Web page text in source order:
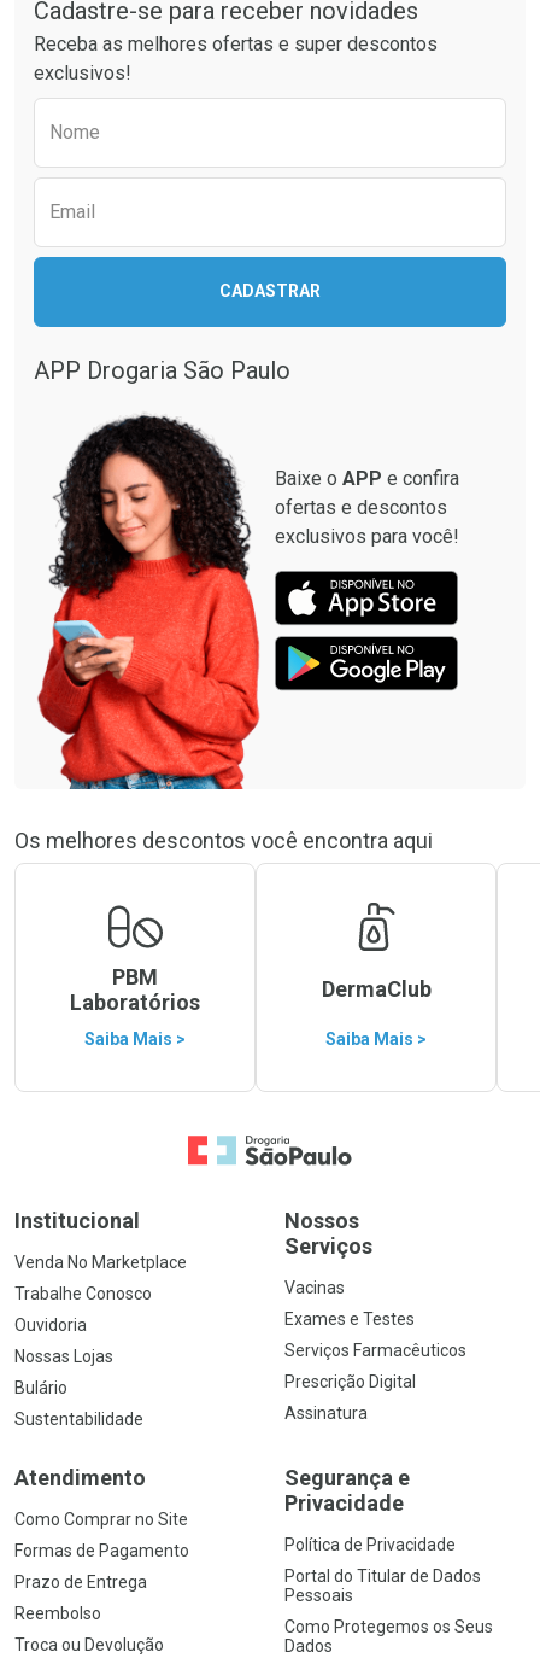
Comprar sem Desconto
Comprar sem Desconto
Comprar sem Desconto
Comprar sem Desconto
Cadastre-se para receber novidades
Receba as melhores ofertas e super descontos
exclusivos!
Nome
Email
CADASTRAR
APP Drogaria São Paulo
Baixe o APP e confira
ofertas e descontos
exclusivos para você!
Os melhores descontos você encontra aqui
PBM
Laboratórios
Saiba Mais >
DermaClub
Saiba Mais >
Ir para a Home
Institucional
Venda No Marketplace
Trabalhe Conosco
Ouvidoria
Nossas Lojas
Bulário
Sustentabilidade
Nossos
Serviços
Vacinas
Exames e Testes
Serviços Farmacêuticos
Prescrição Digital
Assinatura
Atendimento
Como Comprar no Site
Formas de Pagamento
Prazo de Entrega
Reembolso
Troca ou Devolução
Segurança e
Privacidade
Política de Privacidade
Portal do Titular de Dados
Pessoais
Como Protegemos os Seus
Dados